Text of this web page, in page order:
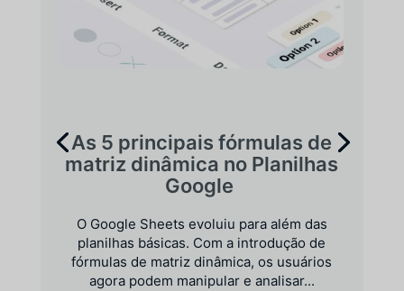
As 5 principais fórmulas de
matriz dinâmica no Planilhas
Google
O Google Sheets evoluiu para além das
planilhas básicas. Com a introdução de
fórmulas de matriz dinâmica, os usuários
agora podem manipular e analisar...